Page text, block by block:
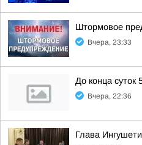
Штормовое
Вчера, 23:33
До конца суток
Вчера, 22:36
Глава